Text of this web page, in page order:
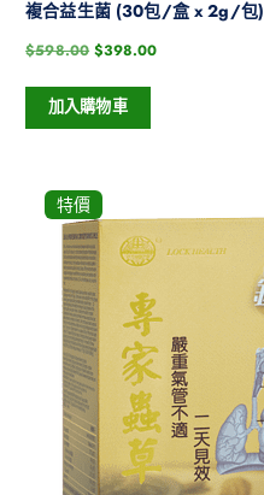
複合益生菌 (30包/盒 x 2g/包)
$598.00 $398.00
加入購物車
特價